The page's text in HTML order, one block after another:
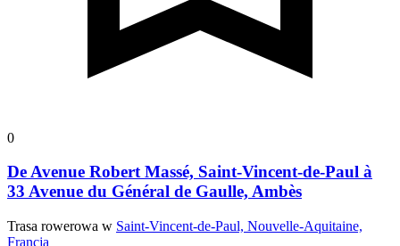
0
De Avenue Robert Massé, Saint-Vincent-de-Paul à
33 Avenue du Général de Gaulle, Ambès
Trasa rowerowa w Saint-Vincent-de-Paul, Nouvelle-Aquitaine,
Francja